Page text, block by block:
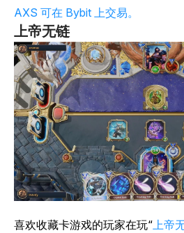
AXS 可在 Bybit 上交易。
上帝无链
喜欢收藏卡游戏的玩家在玩“上帝